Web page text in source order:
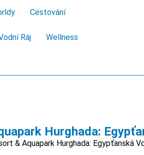
Cestování
Ráj Wellness
Hurghada:
& Aquapark Hurghada: Egypťanská